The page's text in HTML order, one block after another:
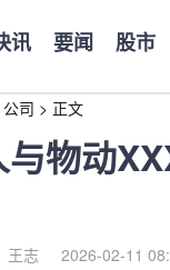
讯 要闻 股市
公司 > 正文
物动
王志 2026-02-11